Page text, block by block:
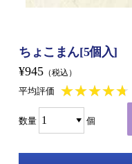
ちょこまん[5個入]
¥945 （税込）
平均評価 ★★★★★
★★★★★
数量 個